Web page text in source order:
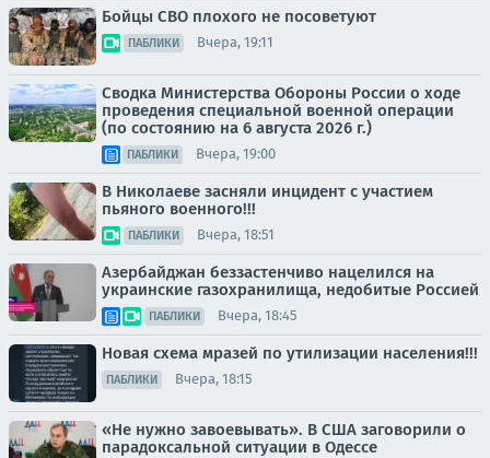
Бойцы СВО плохого не посоветуют
ПАБЛИКИ Вчера, 19:11
Сводка Министерства Обороны России о ходе
проведения специальной военной операции
(по состоянию на 6 августа 2026 г.)
ПАБЛИКИ Вчера, 19:00
В Николаеве засняли инцидент с участием
пьяного военного!!!
ПАБЛИКИ Вчера, 18:51
Азербайджан беззастенчиво нацелился на
украинские газохранилища, недобитые Россией
ПАБЛИКИ Вчера, 18:45
Новая схема мразей по утилизации населения!!!
ПАБЛИКИ Вчера, 18:15
«Не нужно завоевывать». В США заговорили о
парадоксальной ситуации в Одессе